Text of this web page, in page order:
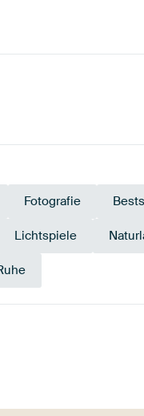
Fotografie
Lichtspiele